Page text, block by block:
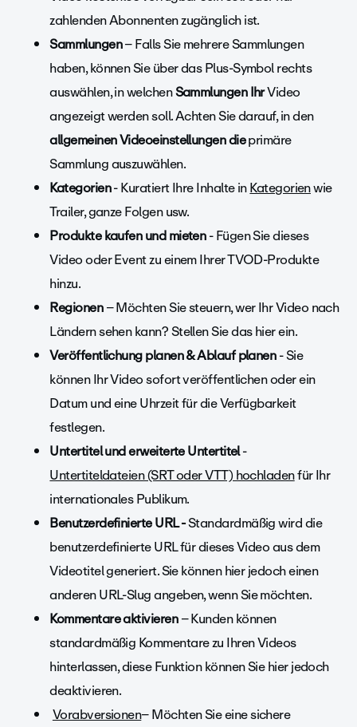
zahlenden Abonnenten zugänglich ist.
Sammlungen–Falls Sie mehrere Sammlungen
haben, können Sie über dasPlus-Symbolrechts
auswählen, in welchenSammlungen IhrVideo
angezeigt werden soll. Achten Sie darauf, in den
allgemeinen Videoeinstellungen dieprimäre
Sammlung auszuwählen.
Kategorien-Kuratiert Ihre Inhalte inKategorienwie
Trailer, ganze Folgen usw.
Produkte kaufen und mieten- Fügen Sie dieses
Video oder Event zu einem Ihrer TVOD-Produkte
hinzu.
Regionen– Möchten Siesteuern, wer Ihr Video nach
Ländern sehen kann? Stellen Sie das hier ein.
Veröffentlichung planen & Ablauf planen-Sie
können Ihr Video sofort veröffentlichen oder ein
Datum und eine Uhrzeit für die Verfügbarkeit
festlegen.
Untertitel und erweiterte Untertitel-
Untertiteldateien (SRT oder VTT) hochladenfür Ihr
internationales Publikum.
Benutzerdefinierte URL -Standardmäßig wird die
benutzerdefinierte URL für dieses Video aus dem
Videotitel generiert. Sie können hier jedoch einen
anderen URL-Slug angeben, wenn Sie möchten.
Kommentare aktivieren– Kunden können
standardmäßig Kommentare zu Ihren Videos
hinterlassen, diese Funktion können Sie hier jedoch
deaktivieren.
Vorabversionen– Möchten Sie eine sichere